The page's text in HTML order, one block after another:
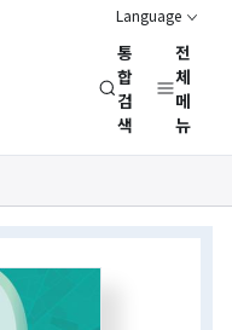
Language
통
합
검
색
전
체
메
뉴